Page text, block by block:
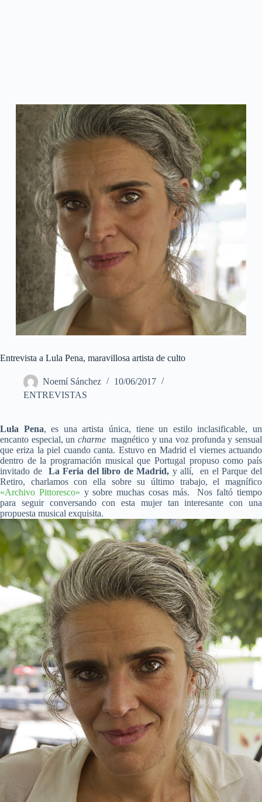
Entrevista a Lula Pena, maravillosa artista de culto
Noemí Sánchez
10/06/2017
ENTREVISTAS
Lula Pena, es una artista única, tiene un estilo inclasificable, un
encanto especial, un charmemagnético y una voz profunda y sensual
que eriza la piel cuando canta. Estuvo en Madrid el viernes actuando
dentro de la programación musical que Portugal propuso como país
invitado de La Feria del libro de Madrid, y allí, en el Parque del
Retiro, charlamos con ella sobre su último trabajo, el magnífico
«Archivo Pittoresco» y sobre muchas cosas más. Nos faltó tiempo
para seguir conversando con esta mujer tan interesante con una
propuesta musical exquisita.